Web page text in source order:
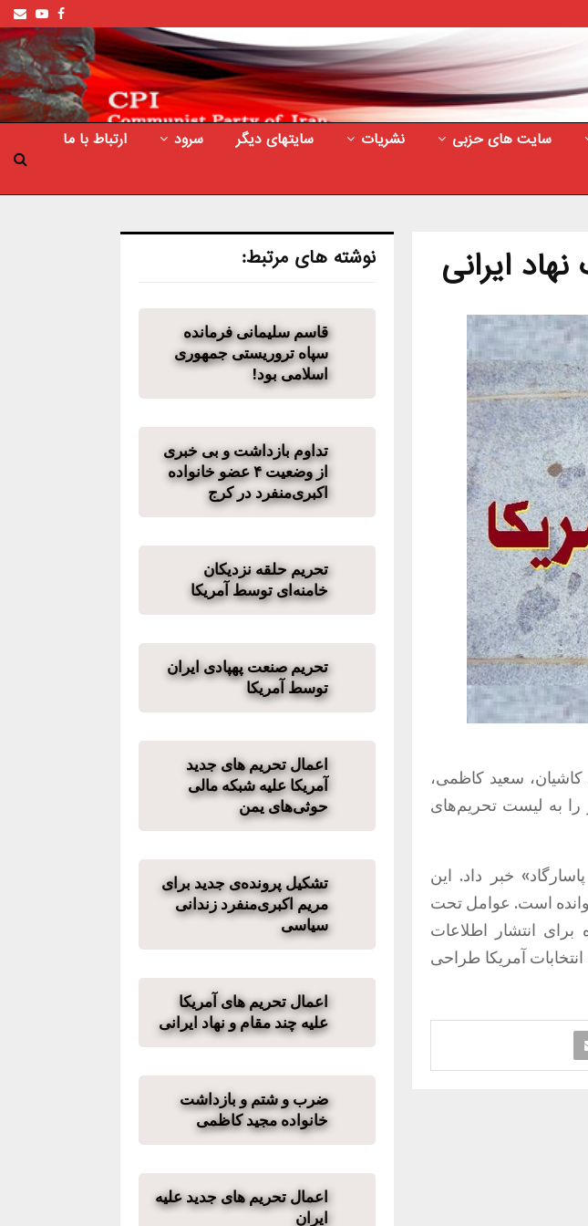
Facebook
سایت های حزبی نشریات سایتهای دیگر سرود
ارتباط با ما
بیانیه‌ای سجاد کاشیان، سعید کاظمی،
به لیست تحریم‌های
خبر داد. این
خوانده است. عوامل تحت
برای انتشار اطلاعات
آمریکا طراحی
نوشته های مرتبط:
قاسم سلیمانی فرمانده
سپاه تروریستی جمهوری
اسلامی بود!
تداوم بازداشت و بی خبری
از وضعیت ۴ عضو خانواده
اکبری‌منفرد در کرج
تحریم حلقه نزدیکان
خامنه‌ای توسط آمریکا
تحریم صنعت پهپادی ایران
توسط آمریکا
اعمال تحریم های جدید
آمریکا علیه شبکه مالی
حوثی‌های یمن
تشکیل پرو‌نده‌ی جدید برای
مريم اکبری‌منفرد زندانی
سیاسی
اعمال تحریم های آمریکا
علیه چند مقام و نهاد ایرانی
ضرب و شتم و بازداشت
خانواده مجید کاظمی
اعمال تحریم های جدید علیه
ایران